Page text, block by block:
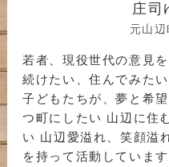
庄司
元山
若者、現役世代の意見
続けたい、住んでみた
子どもたちが、夢と希
つ町にしたい 山辺に住
い 山辺愛溢れ、笑顔溢
を持って活動しています